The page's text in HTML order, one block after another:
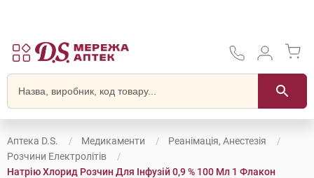
Аптека D.S. Медикаменти
Реанімація, Анестезія
Розчини Електролітів
Натрію Хлорид Розчин Для Інфузій 0,9 % 100 Мл 1 Флакон